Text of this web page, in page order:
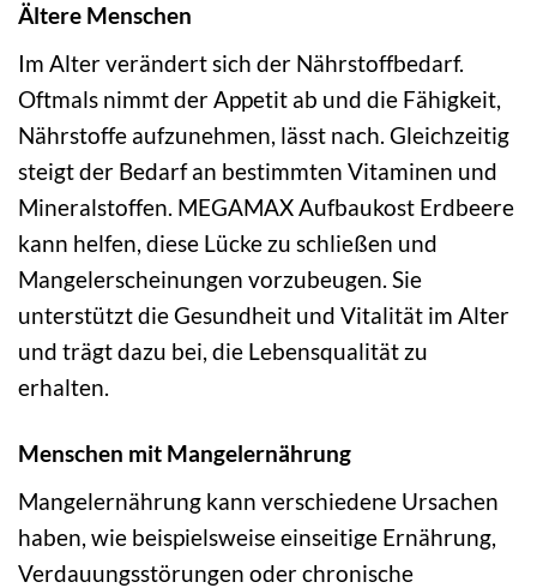
Ältere Menschen
Im Alter verändert sich der Nährstoffbedarf.
Oftmals nimmt der Appetit ab und die Fähigkeit,
Nährstoffe aufzunehmen, lässt nach. Gleichzeitig
steigt der Bedarf an bestimmten Vitaminen und
Mineralstoffen. MEGAMAX Aufbaukost Erdbeere
kann helfen, diese Lücke zu schließen und
Mangelerscheinungen vorzubeugen. Sie
unterstützt die Gesundheit und Vitalität im Alter
und trägt dazu bei, die Lebensqualität zu
erhalten.
Menschen mit Mangelernährung
Mangelernährung kann verschiedene Ursachen
haben, wie beispielsweise einseitige Ernährung,
Verdauungsstörungen oder chronische